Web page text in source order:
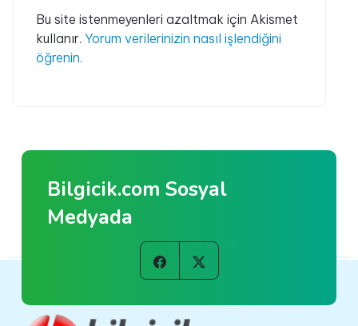
Bu site istenmeyenleri azaltmak için Akismet
kullanır. Yorum verilerinizin nasıl işlendiğini
öğrenin.
Bilgicik.com Sosyal
Medyada